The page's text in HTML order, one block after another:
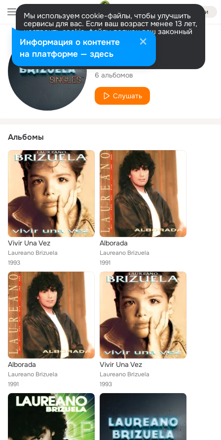
Войти
Мы используем cookie-файлы, чтобы улучшить
сервисы для вас. Если ваш возраст менее 13 лет,
настроить cookie-файлы должен ваш законный
представитель. Больше информации
Разрешить все Настроить
Исполнитель
Laureano Brizuela
6 альбомов
Слушать
Альбомы
Vivir Una Vez
Laureano Brizuela
1993
Alborada
Laureano Brizuela
1991
Alborada
Laureano Brizuela
1991
Vivir Una Vez
Laureano Brizuela
1993
Информация о контенте
на платформе — здесь